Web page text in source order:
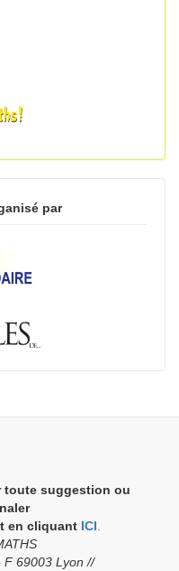
par
toute suggestion ou
en cliquant ICI
F 69003 Lyon //